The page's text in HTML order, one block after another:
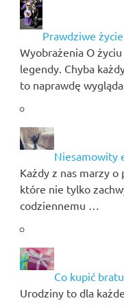
Prawdziwe
Wyobrażenia O
legendy. Chyba
to naprawdę
Niesamowity
Każdy z nas marzy
które nie tylko
codziennemu …
Co kupić
Urodziny to dla